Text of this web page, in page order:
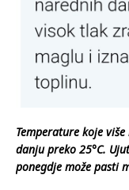
Temperature koje
danju preko 25°C.
ponegdje može pasti